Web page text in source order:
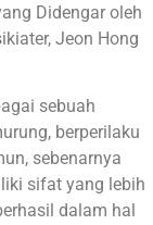
Didengar oleh
Jeon Hong
sebuah
berperilaku
sebenarnya
sifat yang lebih
dalam hal